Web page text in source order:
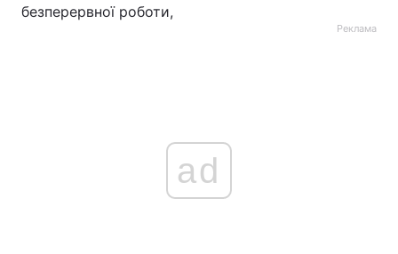
безперервної роботи,
Реклама
ad